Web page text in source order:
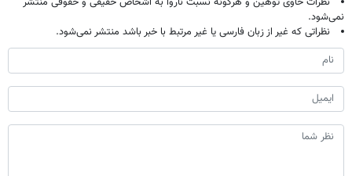
نمی‌شود.
نظراتی که غیر از زبان فارسی یا غیر مرتبط با خبر باشد منتشر نمی‌شود.